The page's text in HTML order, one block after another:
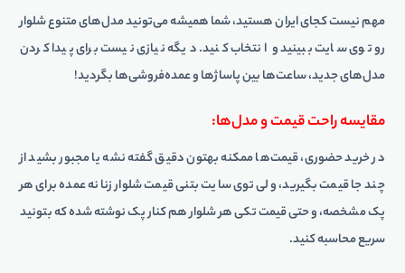
مهم نیست کجای ایران هستید، شما همیشه می‌تونید مدل‌های متنوع شلوار
رو توی سایت ببینید و انتخاب کنید. دیگه نیازی نیست برای پیدا کردن
مدل‌های جدید، ساعت‌ها بین پاساژها و عمده‌فروشی‌ها بگردید!
مقایسه راحت قیمت و مدل‌ها:
در خرید حضوری، قیمت‌ها ممکنه بهتون دقیق گفته نشه یا مجبور بشید از
چند جا قیمت بگیرید، ولی توی سایت بتنی قیمت شلوار زنانه عمده برای هر
پک مشخصه، و حتی قیمت تکی هر شلوار هم کنار پک نوشته شده که بتونید
سریع محاسبه کنید.